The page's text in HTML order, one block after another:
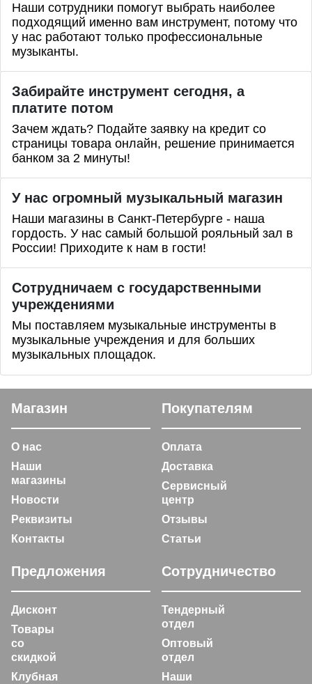
Наши сотрудники помогут выбрать наиболее
подходящий именно вам инструмент, потому что
у нас работают только профессиональные
музыканты.
Забирайте инструмент сегодня, а
платите потом
Зачем ждать? Подайте заявку на кредит со
страницы товара онлайн, решение принимается
банком за 2 минуты!
У нас огромный музыкальный магазин
Наши магазины в Санкт-Петербурге - наша
гордость. У нас самый большой рояльный зал в
России! Приходите к нам в гости!
Сотрудничаем с государственными
учреждениями
Мы поставляем музыкальные инструменты в
музыкальные учреждения и для больших
музыкальных площадок.
Магазин
О нас
Наши
магазины
Новости
Реквизиты
Контакты
Покупателям
Оплата
Доставка
Сервисный
центр
Отзывы
Статьи
Предложения
Дисконт
Товары
со
скидкой
Клубная
Сотрудничество
Тендерный
отдел
Оптовый
отдел
Наши